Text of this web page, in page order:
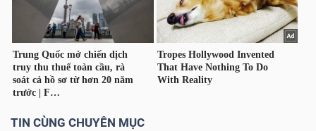
TIN CÙNG CHUYÊN MỤC
CHÍNH
NHÂN
PHÂN